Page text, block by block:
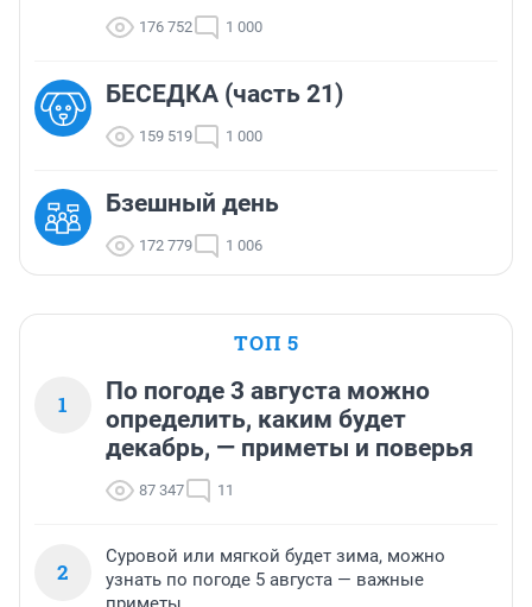
176 752 1 000
БЕСЕДКА (часть 21)
159 519 1 000
Бзешный день
172 779 1 006
ТОП 5
1
По погоде 3 августа можно
определить, каким будет
декабрь, — приметы и поверья
87 347 11
2
Суровой или мягкой будет зима, можно
узнать по погоде 5 августа — важные